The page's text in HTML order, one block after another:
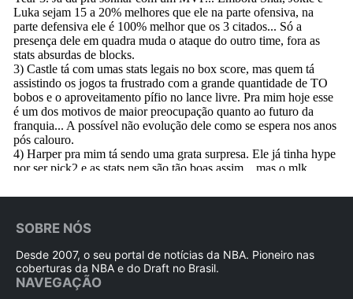
SOBRE NÓS
Desde 2007, o seu portal de notícias da NBA. Pioneiro nas
coberturas da NBA e do Draft no Brasil.
NAVEGAÇÃO